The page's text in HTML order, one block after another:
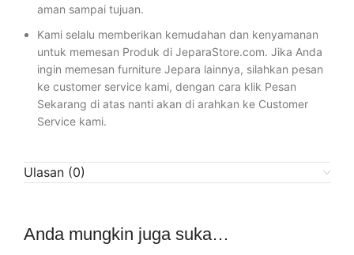
aman sampai tujuan.
Kami selalu memberikan kemudahan dan kenyamanan
untuk memesan Produk di JeparaStore.com. Jika Anda
ingin memesan furniture Jepara lainnya, silahkan pesan
ke customer service kami, dengan cara klik Pesan
Sekarang di atas nanti akan di arahkan ke Customer
Service kami.
Ulasan (0)
Anda mungkin juga suka…